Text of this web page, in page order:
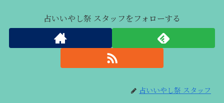
占いいやし祭 スタッフをフォローする
占いいやし祭 スタッフ